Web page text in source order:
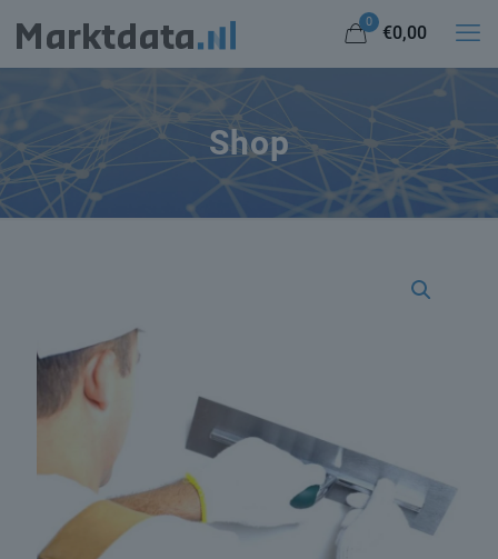
0
€0,00
Shop